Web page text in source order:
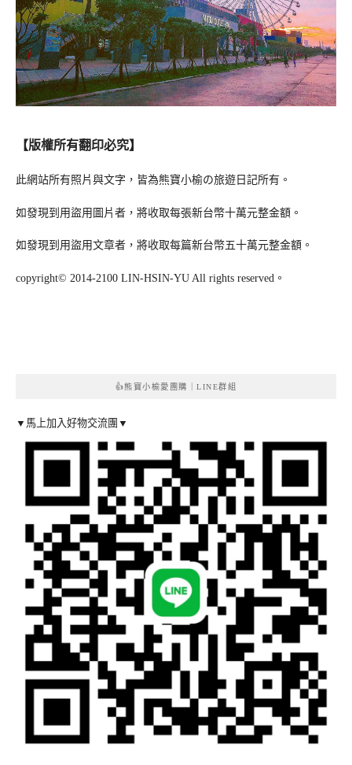
【版權所有翻印必究】
此網站所有照片與文字，皆為熊寶小榆の旅遊日記所有。
如發現到用盜用圖片者，將收取每張新台幣十萬元整金額。
如發現到用盜用文章者，將收取每篇新台幣五十萬元整金額。
copyright© 2014-2100 LIN-HSIN-YU All rights reserved。
👍熊寶小榆愛團購｜LINE群組
▼馬上加入好物交流團▼